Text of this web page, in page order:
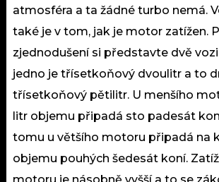
atmosféra a ta žádné turbo nemá.
také je v tom, jak je motor zatížen.
zjednodušení si představte dvě
jedno je třísetkoňový dvoulitr a to
třísetkoňový pětilitr. U menšího
litr objemu připadá sto padesát
tomu u většího motoru připadá na
objemu pouhých šedesát koní.